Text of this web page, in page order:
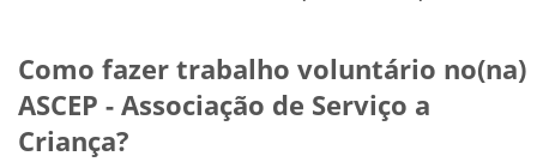
Como fazer trabalho voluntário no(na)
ASCEP - Associação de Serviço a
Criança?